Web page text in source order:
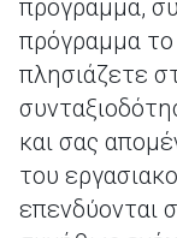
πρόγραμμα,
πρόγραμμα
πλησιάζετε
και σας
του
επενδύονται